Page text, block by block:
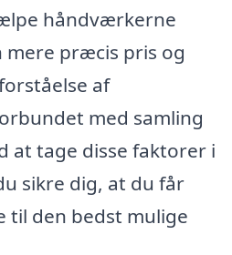
håndværkerne
mere præcis pris og
af
med samling
at tage disse faktorer i
sikre dig, at du får
til den bedst mulige